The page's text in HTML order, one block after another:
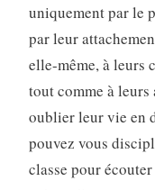
uniquement par le
par leur
elle-même, à leurs
tout comme à
oublier leur vie en
pouvez vous
classe pour